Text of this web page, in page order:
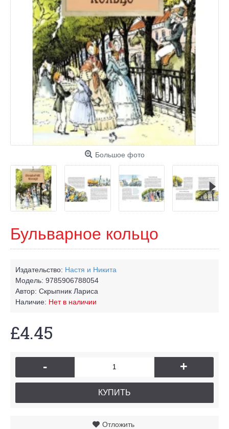
Большое фото
Бульварное кольцо
Издательство: Настя и Никита
Модель: 9785906788054
Автор: Скрыпник Лариса
Наличие: Нет в наличии
£4.45
- +
КУПИТЬ
Отложить